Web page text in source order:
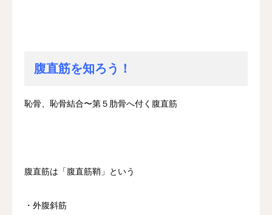
腹直筋を知ろう！
恥骨、恥骨結合〜第５肋骨へ付く腹直筋
腹直筋は「腹直筋鞘」という
・外腹斜筋